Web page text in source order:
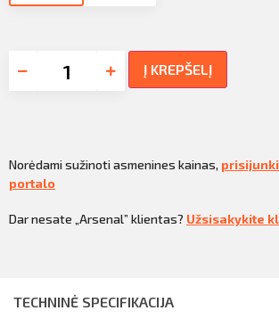
Į KREPŠELĮ
Norėdami sužinoti asmenines kainas,
portalo
Dar nesate „Arsenal” klientas? Užsisakykite
TECHNINĖ SPECIFIKACIJA